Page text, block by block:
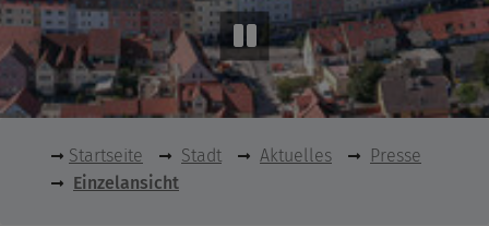
Startseite Stadt Aktuelles
Presse
Einzelansicht